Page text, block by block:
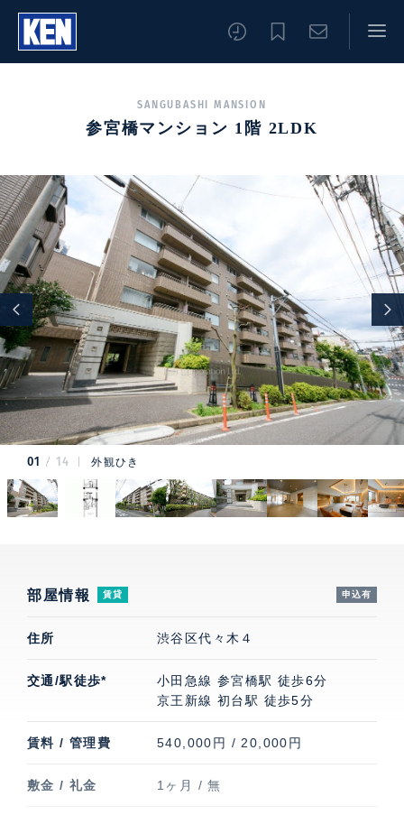
SANGUBASHI MANSION
参宮橋マンション 1階 2LDK
01 14 外観ひき
部屋情報 賃貸 申込有
住所 渋谷区代々木４
交通/駅徒歩*
小田急線 参宮橋駅 徒歩6分
京王新線 初台駅 徒歩5分
賃料 / 管理費 540,000円 / 20,000円
敷金 / 礼金 1ヶ月 / 無